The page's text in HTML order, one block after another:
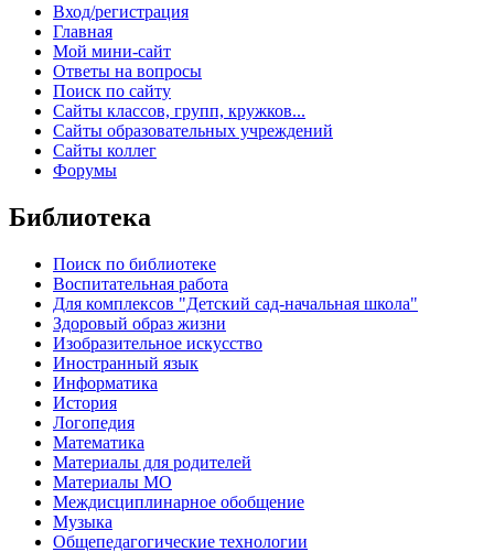
Вход/регистрация
Главная
Мой мини-сайт
Ответы на вопросы
Поиск по сайту
Сайты классов, групп, кружков...
Сайты образовательных учреждений
Сайты коллег
Форумы
Библиотека
Поиск по библиотеке
Воспитательная работа
Для комплексов "Детский сад-начальная школа"
Здоровый образ жизни
Изобразительное искусство
Иностранный язык
Информатика
История
Логопедия
Математика
Материалы для родителей
Материалы МО
Междисциплинарное обобщение
Музыка
Общепедагогические технологии